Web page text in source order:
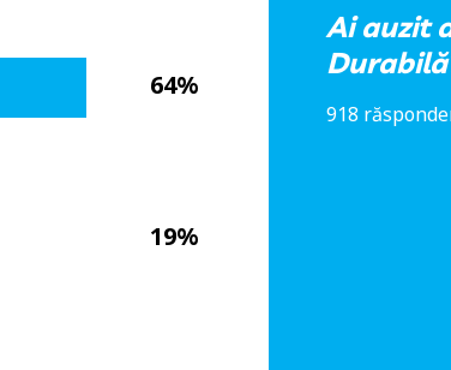
Ai auzit
918
64%
19%